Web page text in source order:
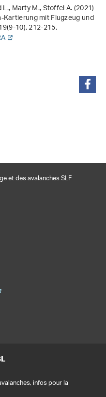
Marty M., Stoffel A. (2021)
mit Flugzeug und
(9-10), 212-215.
et des avalanches SLF
infos pour la